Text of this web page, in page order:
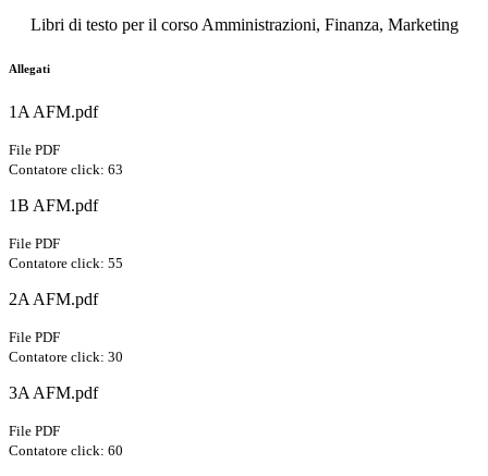
Libri di testo per il corso Amministrazioni, Finanza, Marketing
Allegati
1A AFM.pdf
File PDF
Contatore click: 63
1B AFM.pdf
File PDF
Contatore click: 55
2A AFM.pdf
File PDF
Contatore click: 30
3A AFM.pdf
File PDF
Contatore click: 60